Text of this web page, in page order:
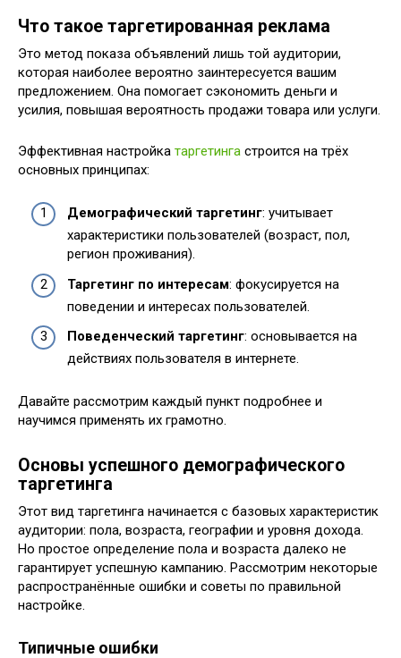
Что такое таргетированная реклама
Это метод показа объявлений лишь той аудитории,
которая наиболее вероятно заинтересуется вашим
предложением. Она помогает сэкономить деньги и
усилия, повышая вероятность продажи товара или услуги.
Эффективная настройка таргетинга строится на трёх
основных принципах:
Демографический таргетинг: учитывает
характеристики пользователей (возраст, пол,
регион проживания).
Таргетинг по интересам: фокусируется на
поведении и интересах пользователей.
Поведенческий таргетинг: основывается на
действиях пользователя в интернете.
Давайте рассмотрим каждый пункт подробнее и
научимся применять их грамотно.
Основы успешного демографического
таргетинга
Этот вид таргетинга начинается с базовых характеристик
аудитории: пола, возраста, географии и уровня дохода.
Но простое определение пола и возраста далеко не
гарантирует успешную кампанию. Рассмотрим некоторые
распространённые ошибки и советы по правильной
настройке.
Типичные ошибки